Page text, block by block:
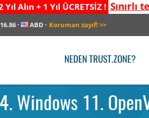
Yıl Alın + 1 Yıl ÜCRETSİZ ! Sınırlı
· ABD · Koruman zayıf! >>
NEDEN TRUST.ZONE?
Windows 11.